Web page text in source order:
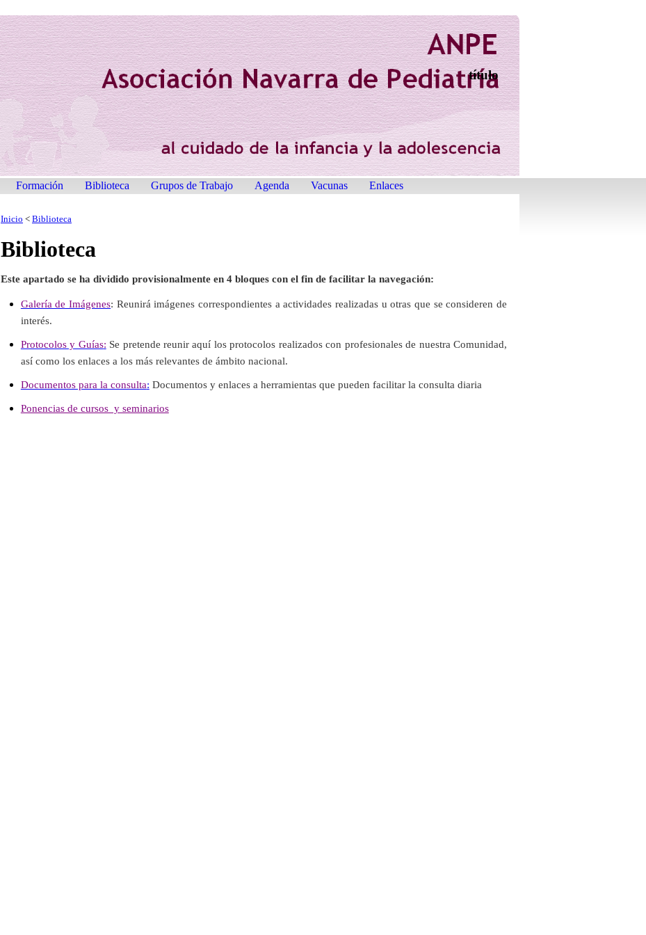
título
Formación Biblioteca Grupos de Trabajo Agenda Vacunas Enlaces
Inicio < Biblioteca
Biblioteca
Este apartado se ha dividido provisionalmente en 4 bloques con el fin de facilitar la navegación:
Galería de Imágenes: Reunirá imágenes correspondientes a actividades realizadas u otras que se consideren de
interés.
Protocolos y Guías: Se pretende reunir aquí los protocolos realizados con profesionales de nuestra Comunidad,
así como los enlaces a los más relevantes de ámbito nacional.
Documentos para la consulta: Documentos y enlaces a herramientas que pueden facilitar la consulta diaria
Ponencias de cursos y seminarios